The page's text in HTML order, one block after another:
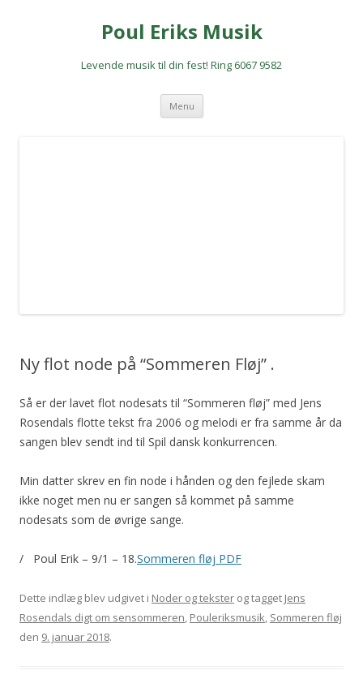
Poul Eriks Musik
Levende musik til din fest! Ring 6067 9582
Menu Hop
indhold
Ny flot node på “Sommeren Fløj” .
Så er der lavet flot nodesats til “Sommeren fløj” med Jens
Rosendals flotte tekst fra 2006 og melodi er fra samme år da
sangen blev sendt ind til Spil dansk konkurrencen.
Min datter skrev en fin node i hånden og den fejlede skam
ikke noget men nu er sangen så kommet på samme
nodesats som de øvrige sange.
/ Poul Erik – 9/1 – 18.Sommeren fløj PDF
Dette indlæg blev udgivet i Noder og tekster og tagget Jens
Rosendals digt om sensommeren, Pouleriksmusik, Sommeren fløj
den 9. januar 2018.